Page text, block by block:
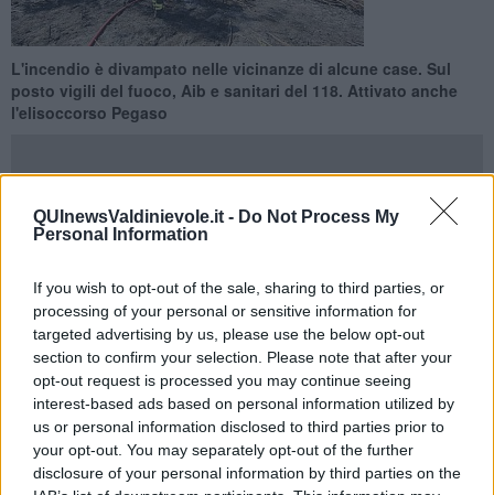
QUInewsValdinievole.it - Do Not Process My
Personal Information
If you wish to opt-out of the sale, sharing to third parties, or
processing of your personal or sensitive information for
targeted advertising by us, please use the below opt-out
section to confirm your selection. Please note that after your
opt-out request is processed you may continue seeing
interest-based ads based on personal information utilized by
us or personal information disclosed to third parties prior to
your opt-out. You may separately opt-out of the further
disclosure of your personal information by third parties on the
L'incendio è divampato nelle vicinanze di alcune case. Sul
posto vigili del fuoco, Aib e sanitari del 118. Attivato anche
l'elisoccorso Pegaso
Nievole, nella zona di via delle Pietre Cavate al confine con il
comune di Montecatini Terme.
L'incendio, nelle vicinanze di alcune abitazioni, ha interessato
un'area di ulivi e sterpaglie
Sul posto 10 vigili del fuoco con quattro mezzi, squadre